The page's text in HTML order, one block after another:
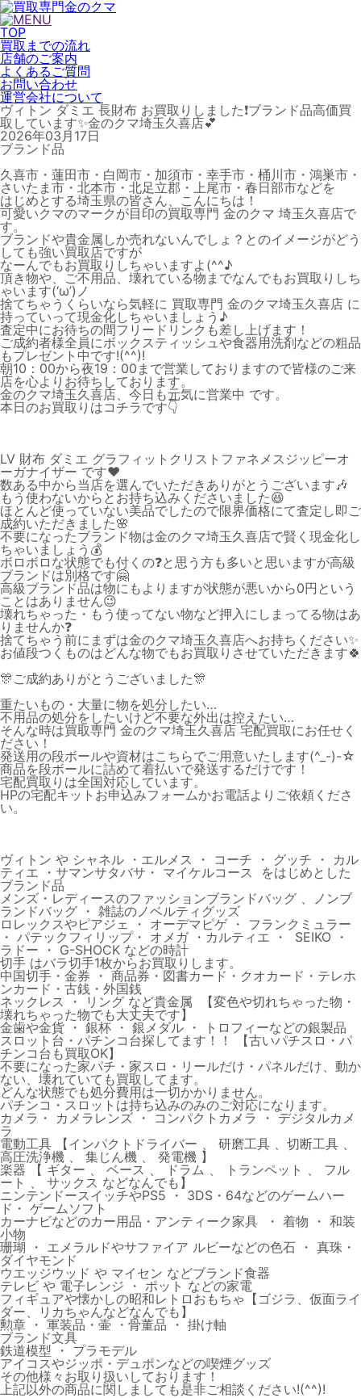
TOP
買取までの流れ
店舗のご案内
よくあるご質問
お問い合わせ
運営会社について
ヴィトン ダミエ 長財布 お買取りしました❗ブランド品高価買
取しています✨金のクマ埼玉久喜店💕
2026年03月17日
ブランド品
久喜市・蓮田市・白岡市・加須市・幸手市・桶川市・鴻巣市・
さいたま市・北本市・北足立郡・上尾市・春日部市などを
はじめとする埼玉県の皆さん、こんにちは！
可愛いクマのマークが目印の買取専門 金のクマ 埼玉久喜店で
す。
ブランドや貴金属しか売れないんでしょ？とのイメージがどう
しても強い買取店ですが
なーんでもお買取りしちゃいますよ(^^♪
頂き物や、ご不用品、壊れている物までなんでもお買取りしち
ゃいます(‘ω’)ノ
捨てちゃうくらいなら気軽に 買取専門 金のクマ埼玉久喜店 に
持っていって現金化しちゃいましょう♪
査定中にお待ちの間フリードリンクも差し上げます！
ご成約者様全員にボックスティッシュや食器用洗剤などの粗品
もプレゼント中です!(^^)!
朝10：00から夜19：00まで営業しておりますので皆様のご来
店を心よりお待ちしております。
金のクマ埼玉久喜店、今日も元気に営業中 です。
本日のお買取りはコチラです👇
LV 財布 ダミエ グラフィットクリストファネメスジッピーオ
ーガナイザー です❤️
数ある中から当店を選んでいただきありがとうございます🎶
もう使わないからとお持ち込みくださいました😆
ほとんど使っていない美品でしたので限界価格にて査定し即ご
成約いただきました🌸
不要になったブランド物は金のクマ埼玉久喜店で賢く現金化し
ちゃいましょう💰
ボロボロな状態でも付くの❓と思う方も多いと思いますが高級
ブランドは別格です🤗
高級ブランド品は物にもよりますが状態が悪いから0円という
ことはありません😉
壊れちゃった・もう使ってない物など押入にしまってる物はあ
りませんか❓
捨てちゃう前にまずは金のクマ埼玉久喜店へお持ちください✨
お値段つくものはどんな物でもお買取りさせていただきます🍀
🎊ご成約ありがとうございました🎊
重たいもの・大量に物を処分したい…
不用品の処分をしたいけど不要な外出は控えたい…
そんな時は買取専門 金のクマ埼玉久喜店 宅配買取にお任せく
ださい！
発送用の段ボールや資材はこちらでご用意いたします(^_-)-☆
商品を段ボールに詰めて着払いで発送するだけです！
宅配買取りは全国対応しています。
HPの宅配キットお申込みフォームかお電話よりご依頼くださ
い。
ヴィトン や シャネル ・エルメス ・ コーチ ・ グッチ ・ カル
ティエ ・サマンサタバサ・ マイケルコース をはじめとした
ブランド品
メンズ・レディースのファッションブランドバッグ 、ノンブ
ランドバッグ ・ 雑誌のノベルティグッズ
ロレックスやピアジェ ・ オーデマピゲ ・ フランクミュラー
・ パテックフィリップ・ オメガ ・カルティエ ・ SEIKO ・
ラドー ・ G-SHOCK などの時計
切手 はバラ切手1枚からお買取りします。
中国切手・金券 ・ 商品券・図書カード・クオカード・テレホ
ンカード・古銭・外国銭
ネックレス ・ リング など貴金属 【変色や切れちゃった物・
壊れちゃった物でも大丈夫です】
金歯や金貨 ・ 銀杯 ・ 銀メダル ・ トロフィーなどの銀製品
スロット台・パチンコ台探してます！！ 【古いパチスロ・パ
チンコ台も買取OK】
不要になった家パチ・家スロ・リールだけ・パネルだけ、動か
ない、壊れていても買取してます。
どんな状態でも処分費用は一切かかりません。
パチンコ・スロットは持ち込みのみのご対応になります。
カメラ・ カメラレンズ ・ コンパクトカメラ ・ デジタルカメ
ラ
電動工具 【インパクトドライバー 、 研磨工具 、切断工具 、
高圧洗浄機 、 集じん機 、 発電機 】
楽器 【 ギター 、 ベース 、 ドラム 、 トランペット 、 フル
ート 、 サックス などなんでも】
ニンテンドースイッチやPS5 ・ 3DS・64などのゲームハー
ド・ ゲームソフト
カーナビなどのカー用品・アンティーク家具 ・ 着物 ・ 和装
小物
珊瑚 ・ エメラルドやサファイア ルビーなどの色石 ・ 真珠・
ダイヤモンド
ウエッジウッド や マイセン などブランド食器
テレビ や 電子レンジ ・ ポット などの家電
フィギュアや懐かしの昭和レトロおもちゃ【ゴジラ、仮面ライ
ダー、リカちゃんなどなんでも】
勲章 ・ 軍装品・壷 ・骨董品 ・ 掛け軸
ブランド文具
鉄道模型 ・ プラモデル
アイコスやジッポ・デュポンなどの喫煙グッズ
その他様々お取り扱いしております！
上記以外の商品に関しましても是非ご相談ください!(^^)!